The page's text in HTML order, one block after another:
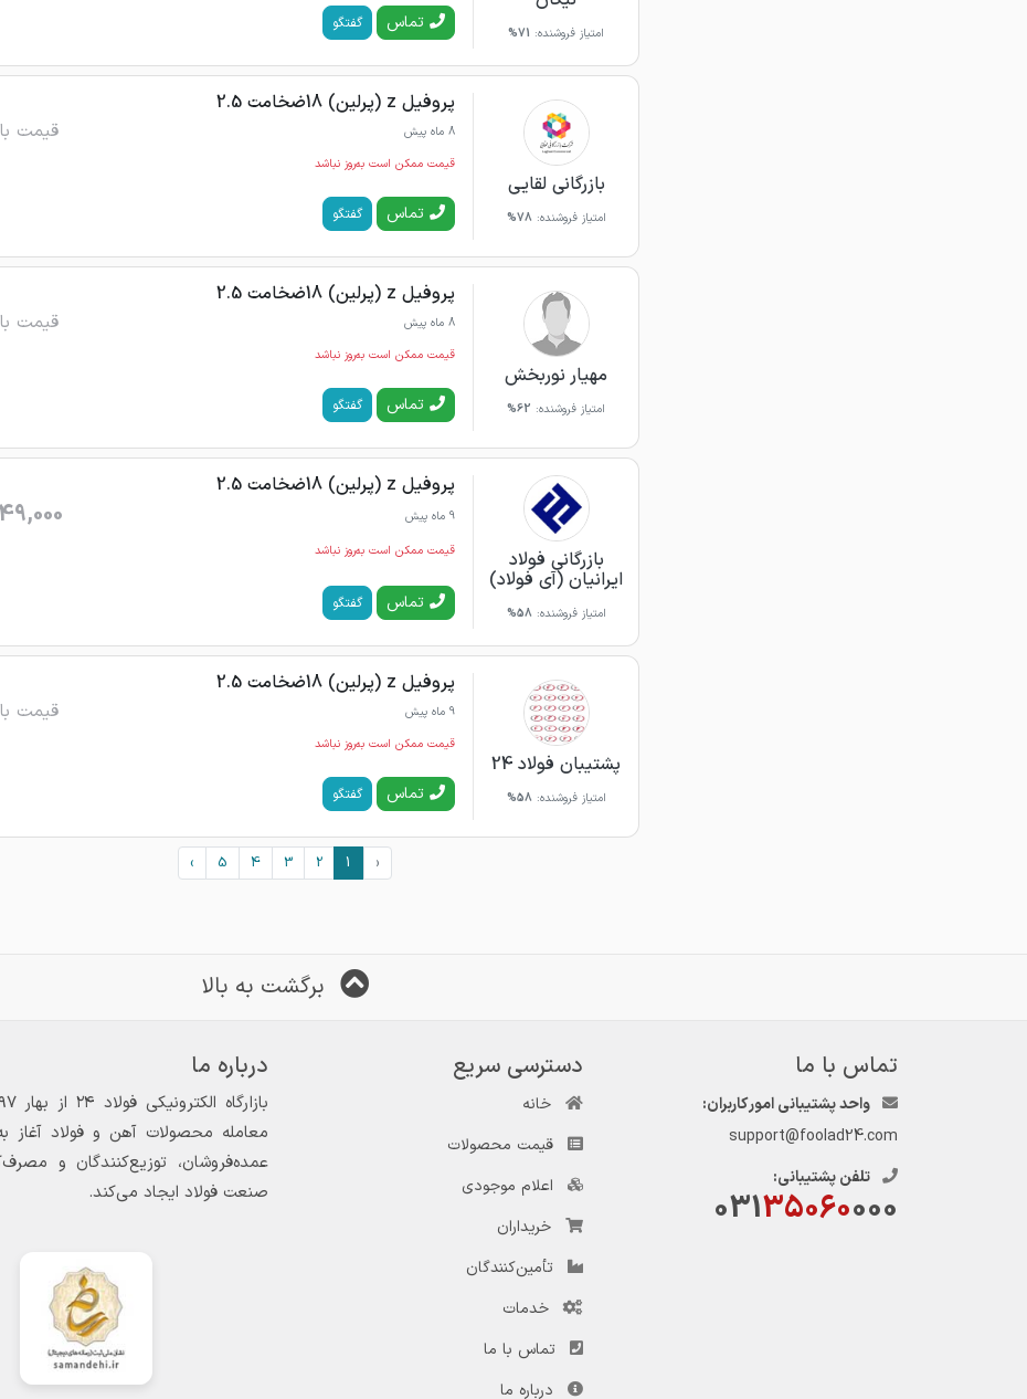
امتیاز فروشنده: 71% تماس گفتگو
بازرگانی لقایی
امتیاز فروشنده: 78%
پروفیل z (پرلین) 18ضخامت 2.5
8 ماه پیش قیمت
قیمت ممکن است به‌روز نباشد
تماس گفتگو
مهیار نوربخش
امتیاز فروشنده: 62%
پروفیل z (پرلین) 18ضخامت 2.5
8 ماه پیش قیمت
قیمت ممکن است به‌روز نباشد
تماس گفتگو
بازرگانی فولاد
ایرانیان (آی فولاد)
امتیاز فروشنده: 58%
پروفیل z (پرلین) 18ضخامت 2.5
9 ماه پیش 49,000
قیمت ممکن است به‌روز نباشد
تماس گفتگو
پشتیبان فولاد 24
امتیاز فروشنده: 58%
پروفیل z (پرلین) 18ضخامت 2.5
9 ماه پیش قیمت
قیمت ممکن است به‌روز نباشد
تماس گفتگو
‹
1
2
3
4
5
›
برگشت به بالا
تماس با ما
واحد پشتیبانی امور کاربران:
support@foolad24.com
تلفن پشتیبانی:
03135060000
دسترسی سریع
خانه
قیمت محصولات
اعلام موجودی
خریداران
تأمین‌کنندگان
خدمات
تماس با ما
درباره ما
درباره ما
معامله محصولات آهن و فولاد آغاز به
عمده‌فروشان، توزیع‌کنندگان و
صنعت فولاد ایجاد می‌کند.